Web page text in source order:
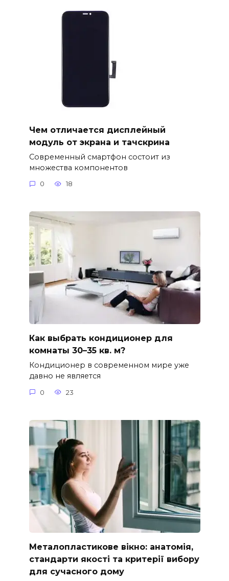
Чем отличается дисплейный
модуль от экрана и тачскрина
Современный смартфон состоит из
множества компонентов
0 18
Как выбрать кондиционер для
комнаты 30–35 кв. м?
Кондиционер в современном мире уже
давно не является
0 23
Металопластикове вікно: анатомія,
стандарти якості та критерії вибору
для сучасного дому